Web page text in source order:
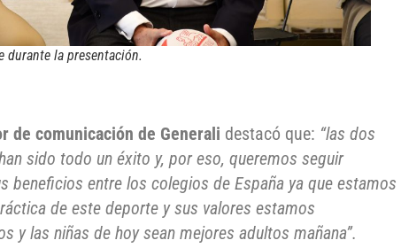
durante la presentación.
de comunicación de Generali destacó que: “las dos
sido todo un éxito y, por eso, queremos seguir
beneficios entre los colegios de España ya que estamos
de este deporte y sus valores estamos
y las niñas de hoy sean mejores adultos mañana”.